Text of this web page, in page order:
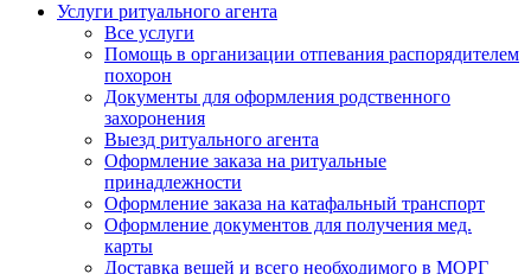
Услуги ритуального агента
Все услуги
Помощь в организации отпевания распорядителем
похорон
Документы для оформления родственного
захоронения
Выезд ритуального агента
Оформление заказа на ритуальные
принадлежности
Оформление заказа на катафальный транспорт
Оформление документов для получения мед.
карты
Доставка вещей и всего необходимого в МОРГ